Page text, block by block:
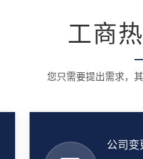
工商
您只需要提出需求，
公司变